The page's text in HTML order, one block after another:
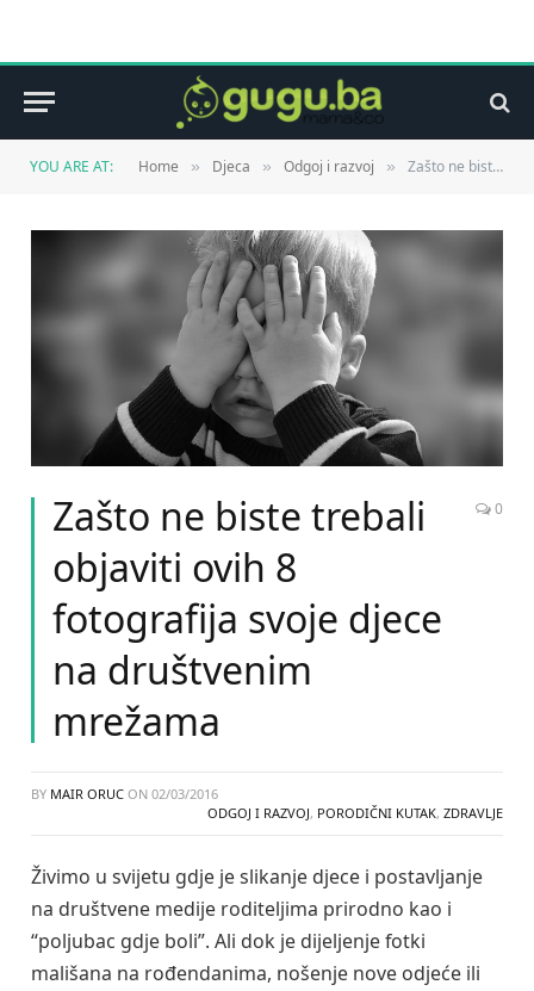
YOU ARE AT: Home » Djeca » Odgoj i razvoj » Zašto ne biste trebali objaviti ovih 8 fotografija svoje djece na društvenim mrežama
Zašto ne biste trebali
objaviti ovih 8
fotografija svoje djece
na društvenim
mrežama
0
BY MAIR ORUC ON 02/03/2016
ODGOJ I RAZVOJ, PORODIČNI KUTAK, ZDRAVLJE
Živimo u svijetu gdje je slikanje djece i postavljanje
na društvene medije roditeljima prirodno kao i
“poljubac gdje boli”. Ali dok je dijeljenje fotki
mališana na rođendanima, nošenje nove odjeće ili